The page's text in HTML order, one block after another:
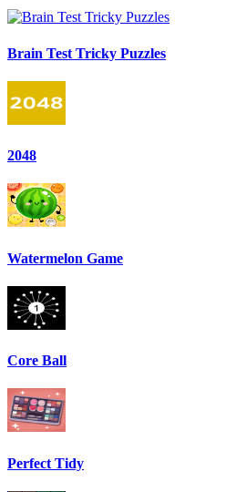
Brain Test Tricky Puzzles
2048
Watermelon Game
Core Ball
Perfect Tidy